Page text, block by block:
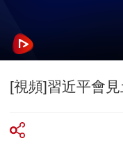
[視頻]習近平會